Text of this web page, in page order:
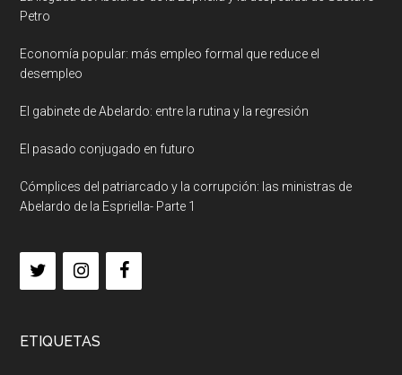
Petro
Economía popular: más empleo formal que reduce el
desempleo
El gabinete de Abelardo: entre la rutina y la regresión
El pasado conjugado en futuro
Cómplices del patriarcado y la corrupción: las ministras de
Abelardo de la Espriella- Parte 1
ETIQUETAS